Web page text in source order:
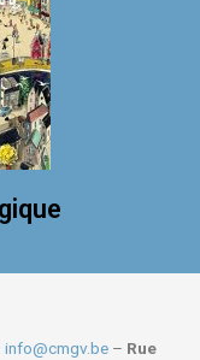
info@cmgv.be– Rue